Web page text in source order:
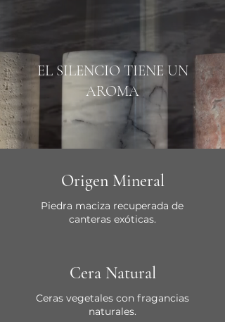
EL SILENCIO TIENE UN
AROMA
Origen Mineral
Piedra maciza recuperada de
canteras exóticas.
Cera Natural
Ceras vegetales con fragancias
naturales.